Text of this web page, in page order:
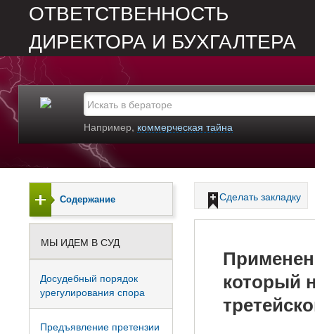
ОТВЕТСТВЕННОСТЬ
ДИРЕКТОРА И БУХГАЛТЕРА
Например, коммерческая тайна
Сделать закладку
который
Содержание
МЫ ИДЕМ В СУД
Досудебный порядок
урегулирования спора
Предъявление претензии